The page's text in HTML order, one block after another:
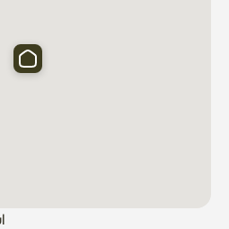
バックス·レストラン複数拠点